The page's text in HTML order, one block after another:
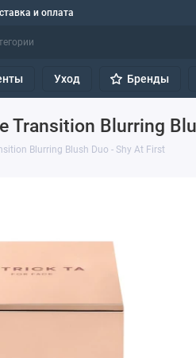
и оплата
Уход Бренды
Transition Blurring
Blurring Blush Duo - Shy At First